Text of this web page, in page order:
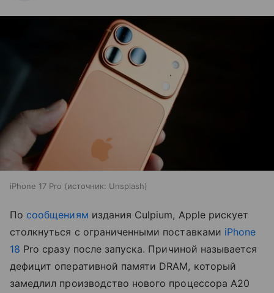
iPhone 17 Pro источник: Unsplash
По сообщениям издания Culpium, Apple рискует
столкнуться с ограниченными поставками iPhone
18 Pro сразу после запуска. Причиной называется
дефицит оперативной памяти DRAM, который
замедлил производство нового процессора A20